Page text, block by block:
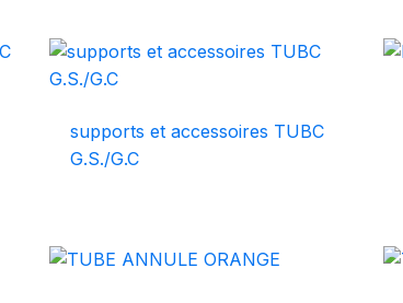
supports et accessoires TUBC
G.S./G.C